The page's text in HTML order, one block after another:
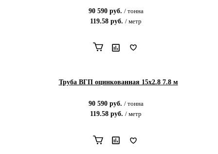
90 590руб. / тонна
119.58 руб. / метр
Труба ВГП оцинкованная 15x2.8 7.8 м
90 590руб. / тонна
119.58 руб. / метр